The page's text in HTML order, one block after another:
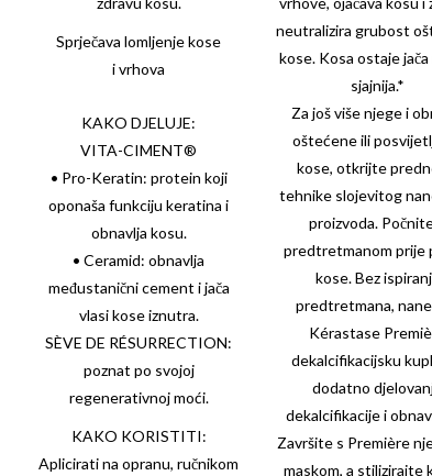
Sprječava lomljenje kose
i vrhova
KAKO DJELUJE:
VITA-CIMENT®
• Pro-Keratin: protein koji
oponaša funkciju keratina i
obnavlja kosu.
• Ceramid: obnavlja
međustanični cement i jača
vlasi kose iznutra.
SÈVE DE RÉSURRECTION:
poznat po svojoj
regenerativnoj moći.
KAKO KORISTITI:
Aplicirati na opranu, ručnikom
neutralizira grubost
kose. Kosa ostaje jača
sjajnija.*
Za još više njege i
oštećene ili
kose, otkrijte
tehnike slojevitog
proizvoda.
predtretmanom prije
kose. Bez
predtretmana,
Kérastase
dekalcifikacijsku
dodatno
dekalcifikacije i
Završite s Première
maskom, a stilizirajte